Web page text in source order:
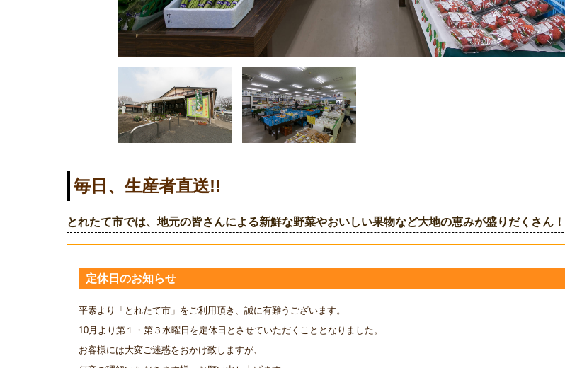
毎日、生産者直送!!
とれたて市では、地元の皆さんによる新鮮な野菜やおいしい果物など大地の恵みが盛りだくさん！
定休日のお知らせ
平素より「とれたて市」をご利用頂き、誠に有難うございます。
10月より第１・第３水曜日を定休日とさせていただくこととなりました。
お客様には大変ご迷惑をおかけ致しますが、